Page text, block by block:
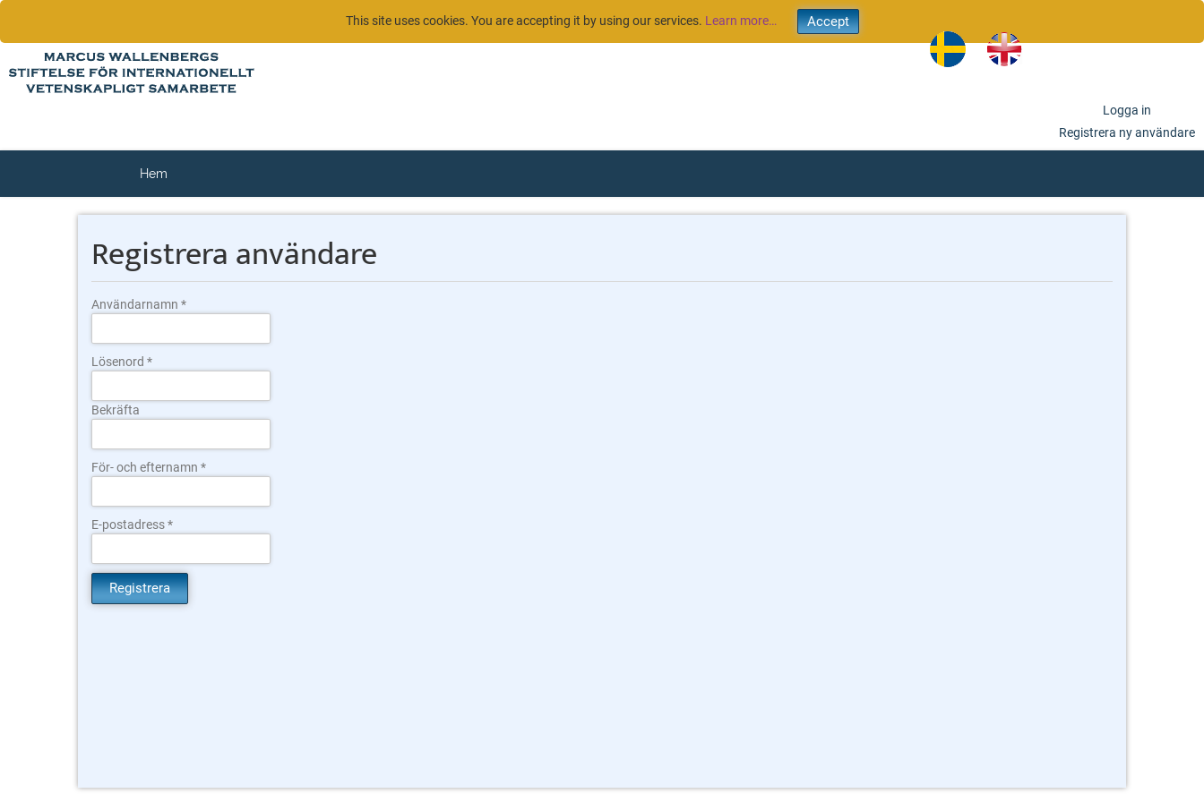
This site uses cookies. You are accepting it by using our services. Learn more…
sv en
Logga in
Registrera ny användare
Hem
Registrera användare
Användarnamn
Lösenord
Bekräfta
För- och efternamn
E-postadress